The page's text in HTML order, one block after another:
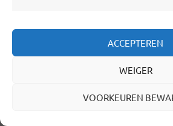
ACCEPTEREN
WEIGER
VOORKEUREN
zijn grootste strategische
publieke AI, blijft de